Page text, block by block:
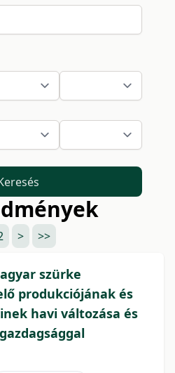
> >>
szürke
produkciójának és
havi változása és